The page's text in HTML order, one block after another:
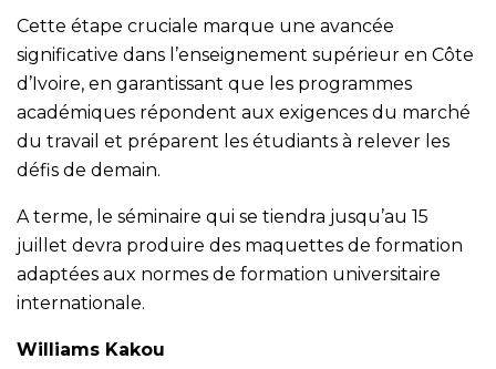
Cette étape cruciale marque une avancée
significative dans l’enseignement supérieur en Côte
d’Ivoire, en garantissant que les programmes
académiques répondent aux exigences du marché
du travail et préparent les étudiants à relever les
défis de demain.
A terme, le séminaire qui se tiendra jusqu’au 15
juillet devra produire des maquettes de formation
adaptées aux normes de formation universitaire
internationale.
Williams Kakou